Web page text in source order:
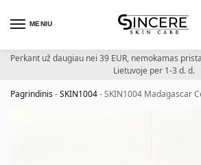
MENIU
Perkant už daugiau nei 39 EUR, nemokamas
Lietuvoje per 1-3 d. d.
Pagrindinis-SKIN1004-SKIN1004 Madagascar